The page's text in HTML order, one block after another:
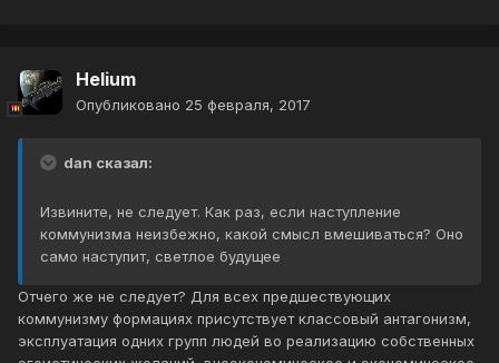
Helium
Опубликовано 25 февраля, 2017
dan сказал:
Извините, не следует. Как раз, если наступление
коммунизма неизбежно, какой смысл вмешиваться? Оно
само наступит, светлое будущее
Отчего же не следует? Для всех предшествующих
коммунизму формациях присутствует классовый антагонизм,
эксплуатация одних групп людей во реализацию собственных